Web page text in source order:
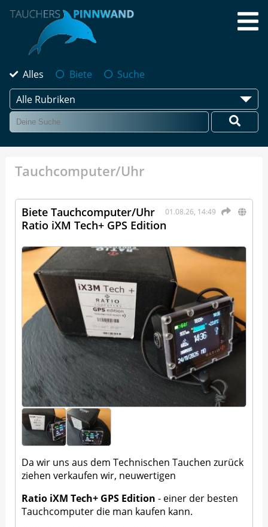
Alles Biete
Suche
Alle Rubriken
Tauchcomputer/Uhr
01.08.26, 14:49
Biete Tauchcomputer/Uhr
Ratio iXM Tech+ GPS Edition
Da wir uns aus dem Technischen Tauchen zurück
ziehen verkaufen wir, neuwertigen
Ratio iXM Tech+ GPS Edition- einer der besten
Tauchcomputer die man kaufen kann.